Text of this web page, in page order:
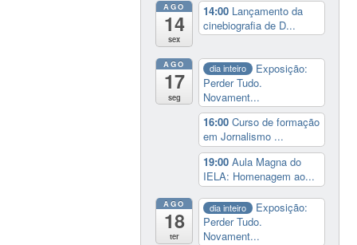
AGO
14
sex
14:00 Lançamento da
cinebiografia de D...
AGO
17
seg
dia inteiro
Exposição:
Perder Tudo.
Novament...
16:00Curso de formação
em Jornalismo ...
19:00Aula Magna do
IELA: Homenagem ao...
AGO
18
ter
dia inteiro
Exposição:
Perder Tudo.
Novament...